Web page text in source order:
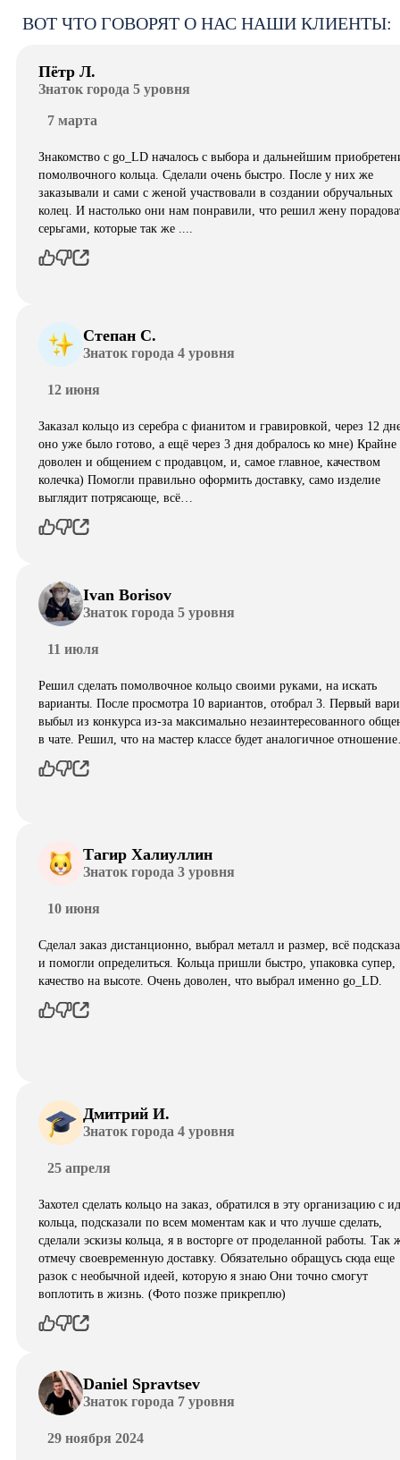
ВОТ ЧТО ГОВОРЯТ О НАС НАШИ КЛИЕНТЫ:
Пётр Л.
Знаток города 5 уровня
7 марта
Знакомство с go_LD началось с выбора и дальнейшим
помолвочного кольца. Сделали очень быстро. После у них же
заказывали и сами с женой участвовали в создании обручальных
колец. И настолько они нам понравили, что решил жену
серьгами, которые так же ....
Степан С.
Знаток города 4 уровня
12 июня
Заказал кольцо из серебра с фианитом и гравировкой, через 12
оно уже было готово, а ещё через 3 дня добралось ко мне) Крайне
доволен и общением с продавцом, и, самое главное, качеством
колечка) Помогли правильно оформить доставку, само изделие
выглядит потрясающе, всë…
Ivan Borisov
Знаток города 5 уровня
11 июля
Решил сделать помолвочное кольцо своими руками, на искать
варианты. После просмотра 10 вариантов, отобрал 3. Первый
выбыл из конкурса из-за максимально незаинтересованного
в чате. Решил, что на мастер классе будет аналогичное
Тагир Халиуллин
Знаток города 3 уровня
10 июня
Сделал заказ дистанционно, выбрал металл и размер, всё
и помогли определиться. Кольца пришли быстро, упаковка супер,
качество на высоте. Очень доволен, что выбрал именно go_LD.
Дмитрий И.
Знаток города 4 уровня
25 апреля
Захотел сделать кольцо на заказ, обратился в эту организацию с
кольца, подсказали по всем моментам как и что лучше сделать,
сделали эскизы кольца, я в восторге от проделанной работы. Так
отмечу своевременную доставку. Обязательно обращусь сюда еще
разок с необычной идеей, которую я знаю Они точно смогут
воплотить в жизнь. (Фото позже прикреплю)
Daniel Spravtsev
Знаток города 7 уровня
29 ноября 2024